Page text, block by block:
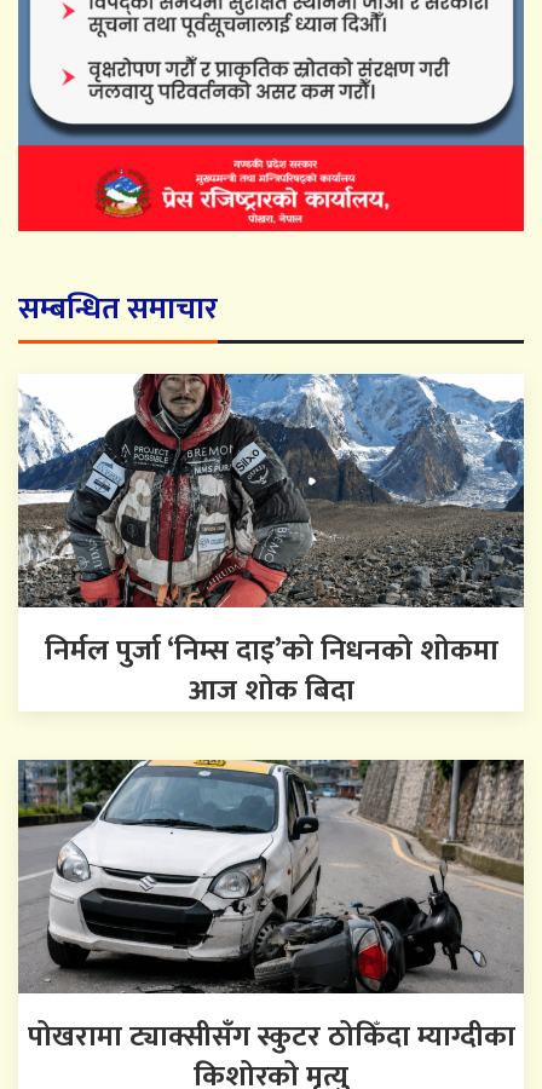
सम्बन्धित समाचार
निर्मल पुर्जा ‘निम्स दाइ’को निधनको शोकमा
आज शोक बिदा
पोखरामा ट्याक्सीसँग स्कुटर ठोकिँदा म्याग्दीका
किशोरको मृत्यु